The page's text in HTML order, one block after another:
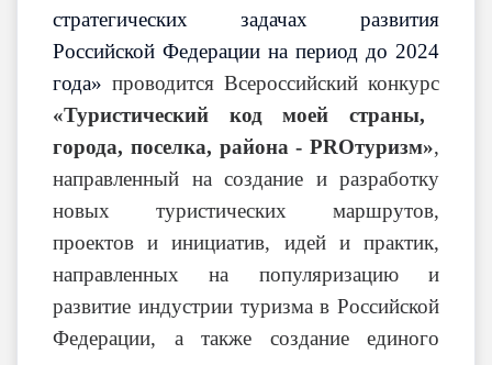
стратегических задачах развития
Российской Федерации на период до 2024
года» проводится Всероссийский конкурс
«Туристический код моей страны,
города, поселка, района - PROтуризм»,
направленный на создание и разработку
новых туристических маршрутов,
проектов и инициатив, идей и практик,
направленных на популяризацию и
развитие индустрии туризма в Российской
Федерации, а также создание единого